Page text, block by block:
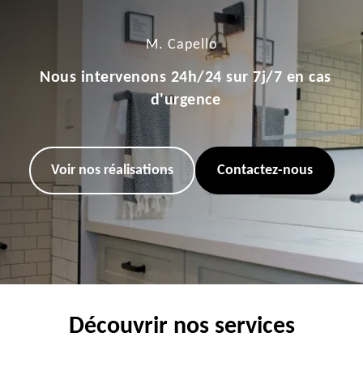
M. Capello
Nous intervenons 24h/24 sur 7j/7 en cas
d'urgence
Voir nos réalisations Contactez-nous
Découvrir nos services